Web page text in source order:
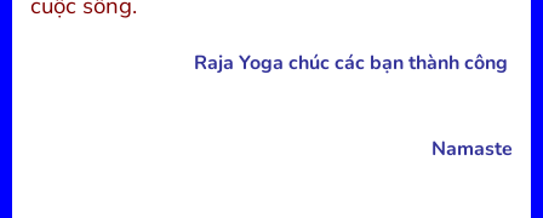
Raja Yoga chúc các bạn thành công
Namaste